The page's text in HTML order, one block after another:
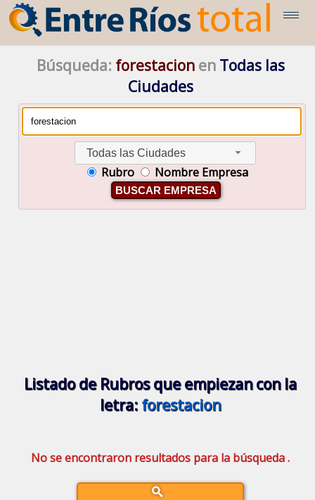
Búsqueda: forestacion en Todas las
Ciudades
Todas las Ciudades
Rubro Nombre Empresa
BUSCAR EMPRESA
Listado de Rubros que empiezan con la
letra: forestacion
No se encontraron resultados para la búsqueda .